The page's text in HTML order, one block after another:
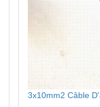
3x10mm2 Câble